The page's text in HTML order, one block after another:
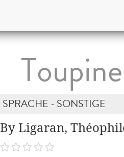
SPRACHE - SONSTIGE
By Ligaran,